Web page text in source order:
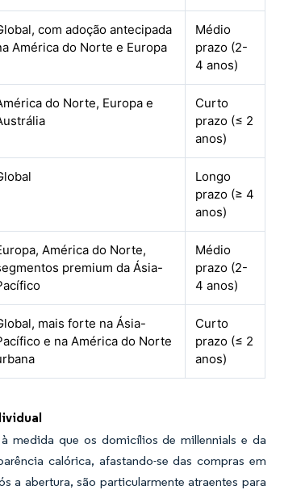
com adoção antecipada
América do Norte e Europa
Médio
prazo (2-
4 anos)
do Norte, Europa e
Curto
prazo (≤ 2
anos)
Longo
prazo (≥ 4
anos)
América do Norte,
premium da Ásia-
Médio
prazo (2-
4 anos)
mais forte na Ásia-
e na América do Norte
Curto
prazo (≤ 2
anos)
medida que os domicílios de millennials e da
calórica, afastando-se das compras em
a abertura, são particularmente atraentes para